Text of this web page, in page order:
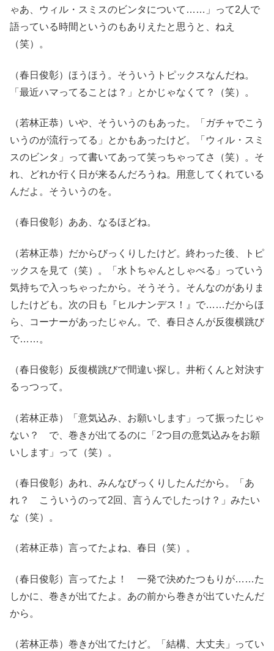
ゃあ、ウィル・スミスのビンタについて……」って2人で
語っている時間というのもありえたと思うと、ねえ
（笑）。
（春日俊彰）ほうほう。そういうトピックスなんだね。
「最近ハマってることは？」とかじゃなくて？（笑）。
（若林正恭）いや、そういうのもあった。「ガチャでこう
いうのが流行ってる」とかもあったけど。「ウィル・スミ
スのビンタ」って書いてあって笑っちゃってさ（笑）。そ
れ、どれか行く日が来るんだろうね。用意してくれている
んだよ。そういうのを。
（春日俊彰）ああ、なるほどね。
（若林正恭）だからびっくりしたけど。終わった後、トピ
ックスを見て（笑）。「水卜ちゃんとしゃべる」っていう
気持ちで入っちゃったから。そうそう。そんなのがありま
したけども。次の日も『ヒルナンデス！』で……だからほ
ら、コーナーがあったじゃん。で、春日さんが反復横跳び
で……。
（春日俊彰）反復横跳びで間違い探し。井桁くんと対決す
るっつって。
（若林正恭）「意気込み、お願いします」って振ったじゃ
ない？ で、巻きが出てるのに「2つ目の意気込みをお願
いします」って（笑）。
（春日俊彰）あれ、みんなびっくりしたんだから。「あ
れ？ こういうのって2回、言うんでしたっけ？」みたい
な（笑）。
（若林正恭）言ってたよね、春日（笑）。
（春日俊彰）言ってたよ！ 一発で決めたつもりが……た
しかに、巻きが出てたよ。あの前から巻きが出ていたんだ
から。
（若林正恭）巻きが出てたけど。「結構、大丈夫」ってい